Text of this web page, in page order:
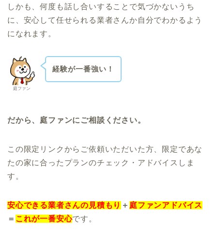
しかも、何度も話し合いすることで気づかないうち
に、安心して任せられる業者さんか自分でわかるよう
になれます。
庭ファン
経験が一番強い！
だから、庭ファンにご相談ください。
この限定リンクからご依頼いただいた方、限定であな
たの家に合ったプランのチェック・アドバイスしま
す。
安心できる業者さんの見積もり ＋ 庭ファンアドバイス
＝ これが一番安心です。